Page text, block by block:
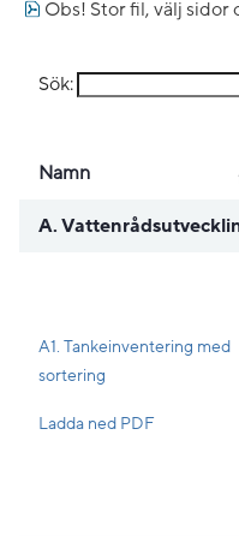
pdf, 10.2 MB.
Obs! Stor fil, välj sidor
Sök:
Namn
A.
A1. Tankeinventering med
sortering
Ladda ned PDFPdf, 174.8